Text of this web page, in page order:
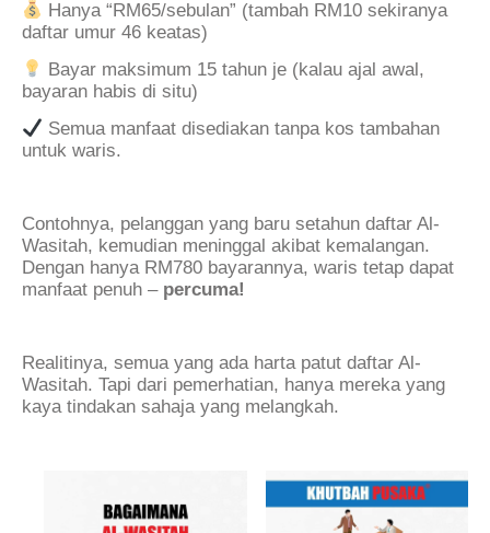
Hanya “RM65/sebulan” (tambah RM10 sekiranya
daftar umur 46 keatas)
Bayar maksimum 15 tahun je (kalau ajal awal,
bayaran habis di situ)
Semua manfaat disediakan tanpa kos tambahan
untuk waris.
Contohnya, pelanggan yang baru setahun daftar Al-
Wasitah, kemudian meninggal akibat kemalangan.
Dengan hanya RM780 bayarannya, waris tetap dapat
manfaat penuh – percuma!
Realitinya, semua yang ada harta patut daftar Al-
Wasitah. Tapi dari pemerhatian, hanya mereka yang
kaya tindakan sahaja yang melangkah.